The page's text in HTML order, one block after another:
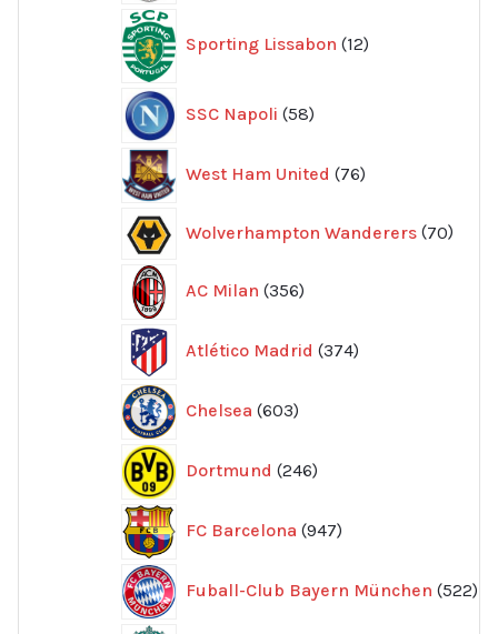
Sporting Lissabon 12produkter
SSC Napoli 58
produkter
West Ham United 76
produkter
Wolverhampton Wanderers 70
AC Milan 356
produkter
Atlético Madrid 374
produkter
Chelsea 603
produkter
Dortmund 246
produkter
FC Barcelona 947
produkter
Fuball-Club Bayern München 522